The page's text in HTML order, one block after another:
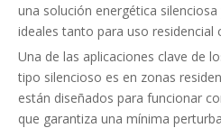
una solución energética
ideales tanto para uso residencial
Una de las aplicaciones clave de
tipo silencioso es en zonas
están diseñados para funcionar
que garantiza una mínima